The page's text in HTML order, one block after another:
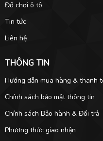
Đồ chơi ô tô
Tin tức
Liên hệ
THÔNG TIN
Hướng dẫn mua hàng & thanh
Chính sách bảo mật thông tin
Chính sách Bảo hành & Đổi trả
Phương thức giao nhận